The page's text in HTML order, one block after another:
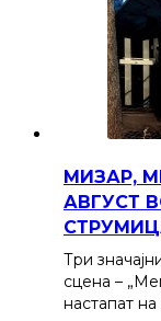
МИЗАР,
АВГУСТ
Три
сцена –
настапат на